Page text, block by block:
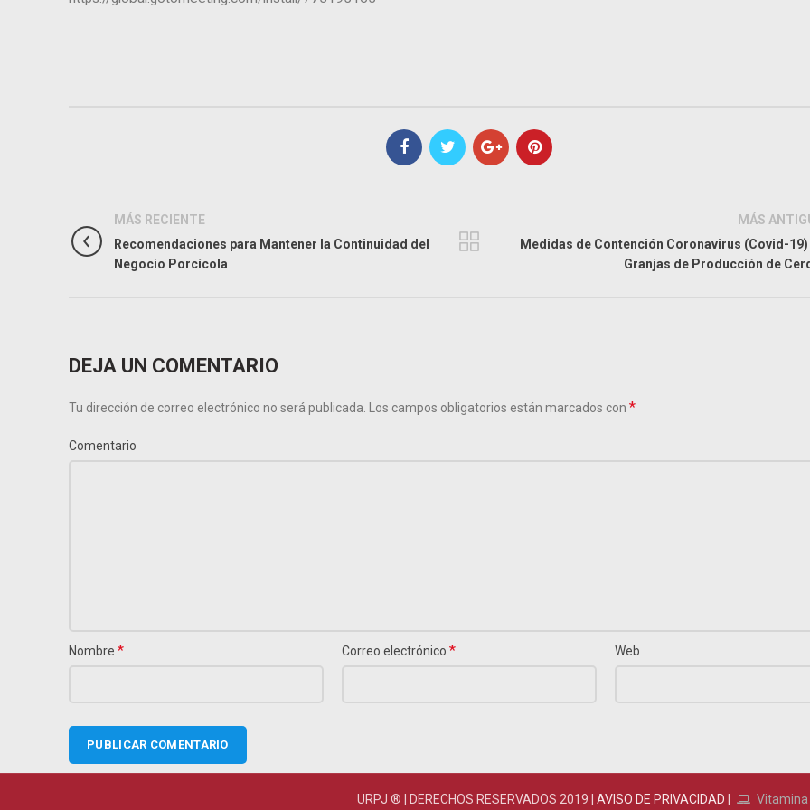
MÁS RECIENTE
Recomendaciones para Mantener la Continuidad del
Negocio Porcícola
MÁS
Medidas de Contención Coronavirus (Covid-19)
Granjas de Producción de
DEJA UN COMENTARIO
Tu dirección de correo electrónico no será publicada. Los campos obligatorios están marcados con *
Comentario
Nombre * Correo electrónico* Web
URPJ ® | DERECHOS RESERVADOS 2019 | AVISO DE PRIVACIDAD